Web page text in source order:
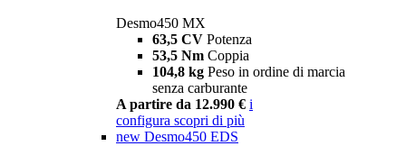
Desmo450 MX
63,5 CV Potenza
53,5 Nm Coppia
104,8 kg Peso in ordine di marcia
senza carburante
A partire da 12.990 € i
configura scopri di più
new Desmo450 EDS